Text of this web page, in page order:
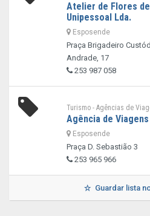
Atelier de Flores
Unipessoal Lda.
Esposende
Praça Brigadeiro
Andrade, 17
253 987 058
Turismo - Agências de
Agência de
Esposende
Praça D. Sebastião 3
253 965 966
Guardar lista